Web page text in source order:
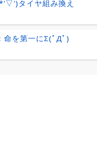
タイヤ組み換え
命を第一にΣ(ﾟДﾟ)